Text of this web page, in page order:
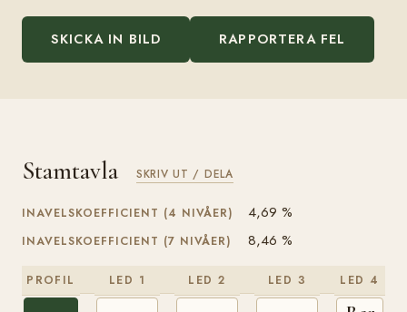
SKICKA IN BILD RAPPORTERA FEL
Stamtavla SKRIV UT / DELA
INAVELSKOEFFICIENT (4 NIVÅER) 4,69 %
INAVELSKOEFFICIENT (7 NIVÅER) 8,46 %
PROFIL LED 1 LED 2 LED 3 LED 4